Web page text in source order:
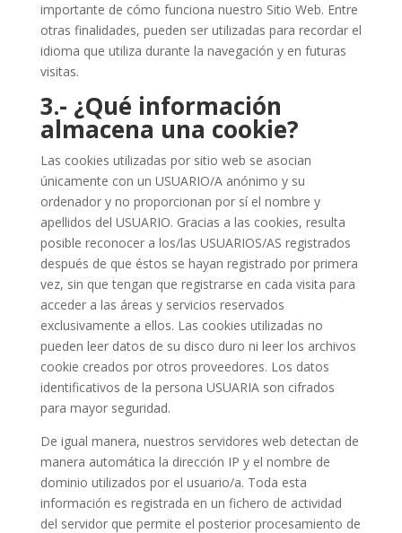
importante de cómo funciona nuestro Sitio Web. Entre
otras finalidades, pueden ser utilizadas para recordar el
idioma que utiliza durante la navegación y en futuras
visitas.
3.- ¿Qué información
almacena una cookie?
Las cookies utilizadas por sitio web se asocian
únicamente con un USUARIO/A anónimo y su
ordenador y no proporcionan por sí el nombre y
apellidos del USUARIO. Gracias a las cookies, resulta
posible reconocer a los/las USUARIOS/AS registrados
después de que éstos se hayan registrado por primera
vez, sin que tengan que registrarse en cada visita para
acceder a las áreas y servicios reservados
exclusivamente a ellos. Las cookies utilizadas no
pueden leer datos de su disco duro ni leer los archivos
cookie creados por otros proveedores. Los datos
identificativos de la persona USUARIA son cifrados
para mayor seguridad.
De igual manera, nuestros servidores web detectan de
manera automática la dirección IP y el nombre de
dominio utilizados por el usuario/a. Toda esta
información es registrada en un fichero de actividad
del servidor que permite el posterior procesamiento de